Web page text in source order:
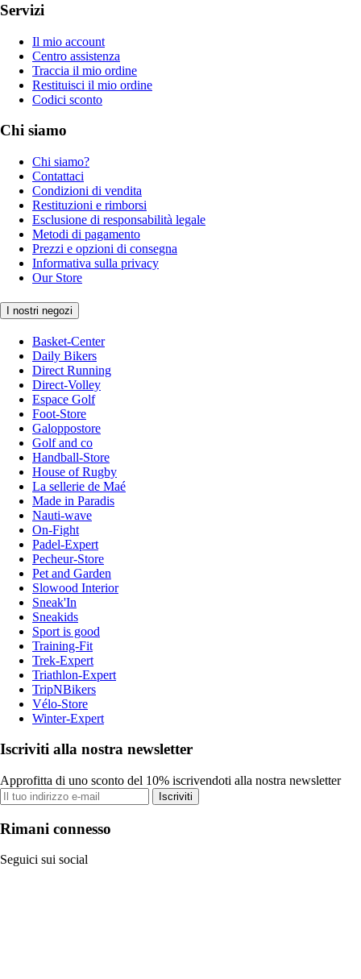
Servizi
Il mio account
Centro assistenza
Traccia il mio ordine
Restituisci il mio ordine
Codici sconto
Chi siamo
Chi siamo?
Contattaci
Condizioni di vendita
Restituzioni e rimborsi
Esclusione di responsabilità legale
Metodi di pagamento
Prezzi e opzioni di consegna
Informativa sulla privacy
Our Store
I nostri negozi
Basket-Center
Daily Bikers
Direct Running
Direct-Volley
Espace Golf
Foot-Store
Galoppostore
Golf and co
Handball-Store
House of Rugby
La sellerie de Maé
Made in Paradis
Nauti-wave
On-Fight
Padel-Expert
Pecheur-Store
Pet and Garden
Slowood Interior
Sneak'In
Sneakids
Sport is good
Training-Fit
Trek-Expert
Triathlon-Expert
TripNBikers
Vélo-Store
Winter-Expert
Iscriviti alla nostra newsletter
Approfitta di uno sconto del 10% iscrivendoti alla nostra newsletter
Iscriviti
Rimani connesso
Seguici sui social